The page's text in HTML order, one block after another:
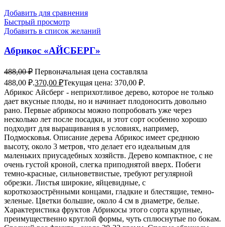
Добавить для сравнения
Быстрый просмотр
Добавить в список желаний
Абрикос «АЙСБЕРГ»
488,00₽ Первоначальная цена составляла
488,00 ₽.370,00 ₽Текущая цена: 370,00 ₽.
Абрикос Айсберг - неприхотливое дерево, которое не только
дает вкусные плоды, но и начинает плодоносить довольно
рано. Первые абрикосы можно попробовать уже через
несколько лет после посадки, и этот сорт особенно хорошо
подходит для выращивания в условиях, например,
Подмосковья. Описание дерева Абрикос имеет среднюю
высоту, около 3 метров, что делает его идеальным для
маленьких приусадебных хозяйств. Дерево компактное, с не
очень густой кроной, слегка приподнятой вверх. Побеги
темно-красные, сильноветвистые, требуют регулярной
обрезки. Листья широкие, яйцевидные, с
короткозаострёнными концами, гладкие и блестящие, темно-
зеленые. Цветки большие, около 4 см в диаметре, белые.
Характеристика фруктов Абрикосы этого сорта крупные,
преимущественно круглой формы, чуть сплюснутые по бокам.